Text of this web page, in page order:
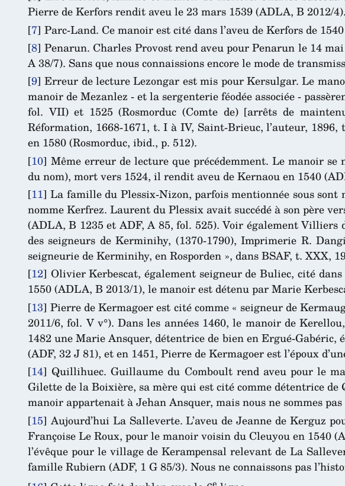
Pierre de Kerfors rendit aveu le 23 mars 1539 (ADLA, B 2012/4).
[7] Parc-Land. Ce manoir est cité dans l’aveu de Kerfors de
[8]Penarun. Charles Provost rend aveu pour Penarun le 14
A 38/7). Sans que nous connaissions encore le mode de
[9]Erreur de lecture Lezongar est mis pour Kersulgar. Le
manoir de Mezanlez - et la sergenterie féodée associée -
fol. VII) et 1525 (Rosmorduc (Comte de) [arrêts de
Réformation, 1668-1671, t. I à IV, Saint-Brieuc, l’auteur,
en 1580 (Rosmorduc, ibid., p. 512).
[10] Même erreur de lecture que précédemment. Le manoir
du nom), mort vers 1524, il rendit aveu de Kernaou en 1540
[11]La famille du Plessix-Nizon, parfois mentionnée sous
nomme Kerfrez. Laurent du Plessix avait succédé à son père
(ADLA, B 1235 et ADF, A 85, fol. 525). Voir également
des seigneurs de Kerminihy, (1370-1790), Imprimerie R.
seigneurie de Kerminihy, en Rosporden », dans BSAF, t. XXX,
[12] Olivier Kerbescat, également seigneur de Buliec, cité
1550 (ADLA, B 2013/1), le manoir est détenu par Marie
[13]Pierre de Kermagoer est cité comme « seigneur de
2011/6, fol. V v°). Dans les années 1460, le manoir de
1482 une Marie Ansquer, détentrice de bien en Ergué-
(ADF, 32 J 81), et en 1451, Pierre de Kermagoer est l’époux
[14]Quillihuec. Guillaume du Comboult rend aveu pour le
Gilette de la Boixière, sa mère qui est cité comme détentrice
manoir appartenait à Jehan Ansquer, mais nous ne sommes
[15]Aujourd’hui La Salleverte. L’aveu de Jeanne de Kerguz
Françoise Le Roux, pour le manoir voisin du Cleuyou en 1540
l’évêque pour le village de Kerampensal relevant de La
famille Rubiern (ADF, 1 G 85/3). Nous ne connaissons pas
e